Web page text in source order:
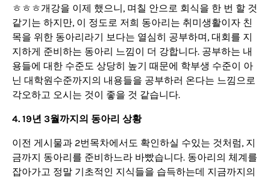
ㅎㅎㅎ개강을 이제 했으니, 며칠 안으로 회식을 한 번 할 것
같기는 하지만, 이 정도로 저희 동아리는 취미생활이자 친
목을 위한 동아리라기 보다는 열심히 공부하며, 대회를 지
지하게 준비하는 동아리 느낌이 더 강합니다. 공부하는 내
용들에 대한 수준도 상당히 높기 때문에 학부생 수준이 아
닌 대학원수준까지의 내용들을 공부하러 온다는 느낌으로
각오하고 오시는 것이 좋을 것 같습니다.
4. 19년 3월까지의 동아리 상황
이전 게시물과 2번목차에서도 확인하실 수있는 것처럼, 지
금까지 동아리를 준비하느라 바빴습니다. 동아리의 체계를
잡아가고 정말 기초적인 지식들을 습득하는데 지금까지의